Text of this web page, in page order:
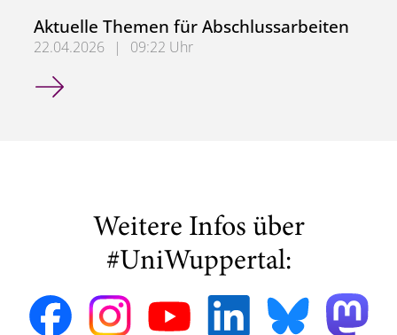
Aktuelle Themen für Abschlussarbeiten
22.04.2026 |
09:22 Uhr
Aktuelle Themen für Abschlussarbeiten
Weitere Infos über
#UniWuppertal: